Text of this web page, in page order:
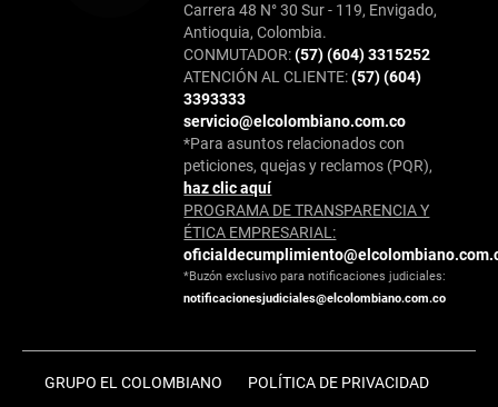
Carrera 48 N° 30 Sur - 119, Envigado,
Antioquia, Colombia.
CONMUTADOR:(57) (604) 3315252
ATENCIÓN AL CLIENTE:(57) (604)
3393333
servicio@elcolombiano.com.co
*Para asuntos relacionados con
peticiones, quejas y reclamos (PQR),
haz clic aquí
PROGRAMA DE TRANSPARENCIA Y
ÉTICA EMPRESARIAL:
*Buzón exclusivo para notificaciones judiciales:
notificacionesjudiciales@elcolombiano.com.co
GRUPO EL COLOMBIANO POLÍTICA DE PRIVACIDAD